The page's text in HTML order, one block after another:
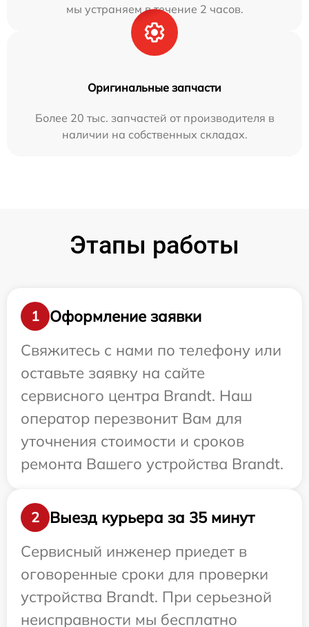
мы устраняем в течение 2 часов.
Оригинальные запчасти
Более 20 тыс. запчастей от производителя в
наличии на собственных складах.
Этапы работы
1
Оформление заявки
Свяжитесь с нами по телефону или
оставьте заявку на сайте
сервисного центра Brandt. Наш
оператор перезвонит Вам для
уточнения стоимости и сроков
ремонта Вашего устройства Brandt.
2
Выезд курьера за 35 минут
Сервисный инженер приедет в
оговоренные сроки для проверки
устройства Brandt. При серьезной
неисправности мы бесплатно